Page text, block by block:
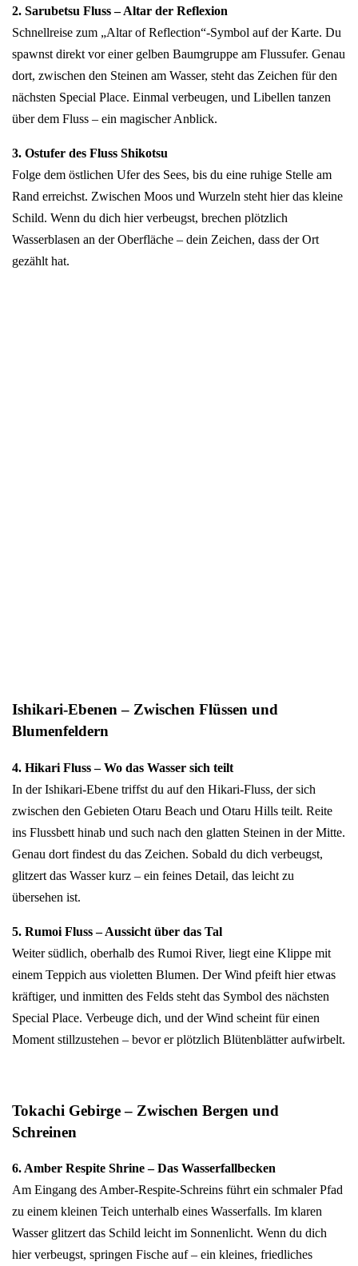
2. Sarubetsu Fluss – Altar der Reflexion
Schnellreise zum „Altar of Reflection“-Symbol auf der Karte. Du
spawnst direkt vor einer gelben Baumgruppe am Flussufer. Genau
dort, zwischen den Steinen am Wasser, steht das Zeichen für den
nächsten Special Place. Einmal verbeugen, und Libellen tanzen
über dem Fluss – ein magischer Anblick.
3. Ostufer des Fluss Shikotsu
Folge dem östlichen Ufer des Sees, bis du eine ruhige Stelle am
Rand erreichst. Zwischen Moos und Wurzeln steht hier das kleine
Schild. Wenn du dich hier verbeugst, brechen plötzlich
Wasserblasen an der Oberfläche – dein Zeichen, dass der Ort
gezählt hat.
Ishikari-Ebenen – Zwischen Flüssen und
Blumenfeldern
4. Hikari Fluss – Wo das Wasser sich teilt
In der Ishikari-Ebene triffst du auf den Hikari-Fluss, der sich
zwischen den Gebieten Otaru Beach und Otaru Hills teilt. Reite
ins Flussbett hinab und such nach den glatten Steinen in der Mitte.
Genau dort findest du das Zeichen. Sobald du dich verbeugst,
glitzert das Wasser kurz – ein feines Detail, das leicht zu
übersehen ist.
5. Rumoi Fluss – Aussicht über das Tal
Weiter südlich, oberhalb des Rumoi River, liegt eine Klippe mit
einem Teppich aus violetten Blumen. Der Wind pfeift hier etwas
kräftiger, und inmitten des Felds steht das Symbol des nächsten
Special Place. Verbeuge dich, und der Wind scheint für einen
Moment stillzustehen – bevor er plötzlich Blütenblätter aufwirbelt.
Tokachi Gebirge – Zwischen Bergen und
Schreinen
6. Amber Respite Shrine – Das Wasserfallbecken
Am Eingang des Amber-Respite-Schreins führt ein schmaler Pfad
zu einem kleinen Teich unterhalb eines Wasserfalls. Im klaren
Wasser glitzert das Schild leicht im Sonnenlicht. Wenn du dich
hier verbeugst, springen Fische auf – ein kleines, friedliches